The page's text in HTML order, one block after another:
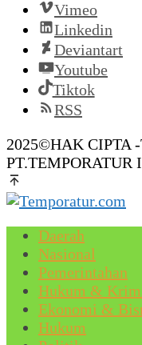
Vimeo
Linkedin
Deviantart
Youtube
Tiktok
RSS
2025©HAK CIPTA
PT.TEMPORATUR
Daerah
Nasional
Pemerintahan
Hukum &
Ekonomi &
Hukum